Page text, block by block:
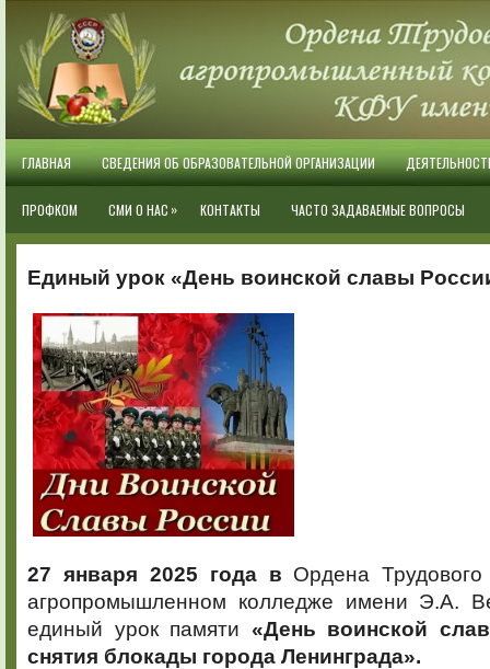
ГЛАВНАЯ СВЕДЕНИЯ ОБ ОБРАЗОВАТЕЛЬНОЙ ОРГАНИЗАЦИИ
ПРОФКОМ СМИ О НАС » КОНТАКТЫ ЧАСТО ЗАДАВАЕМЫЕ ВОПРОСЫ
Единый урок «День воинской славы
27 января 2025 года в Ордена
агропромышленном колледже имени Э.А.
единый урок памяти «День воинской
снятия блокады города Ленинграда».